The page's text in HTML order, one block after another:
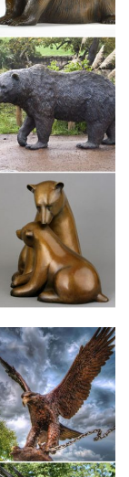
фарфор ЛФЗ,
магазине
года
купить
МКАД) и Санкт-
цены от…
Собаки
воздуха14.
Символ года
и в другие
Цены. Телефоны
91-15. Интернет
магазине Райские